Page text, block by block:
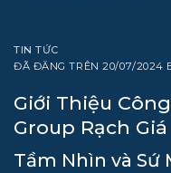
TIN TỨC
ĐÃ ĐĂNG TRÊN20/07/2024
Giới Thiệu
Group Rạch Giá
Tầm Nhìn và Sứ